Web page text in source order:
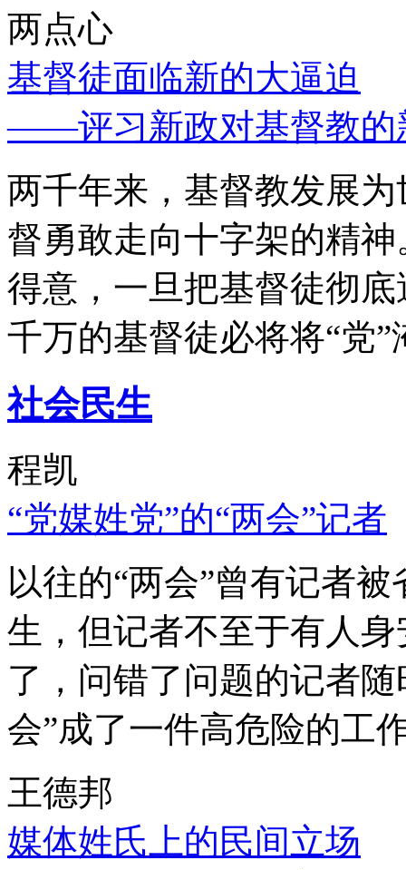
两点心
基督徒面临新的大逼迫
——评习新政对基督教的
两千年来，基督教发展
督勇敢走向十字架的精
得意，一旦把基督徒彻
千万的基督徒必将将“党”
社会民生
程凯
“党媒姓党”的“两会”记者
以往的“两会”曾有记者
生，但记者不至于有人
了，问错了问题的记者
会”成了一件高危险的工
王德邦
媒体姓氏上的民间立场